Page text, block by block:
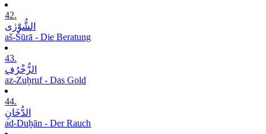
42.
الشُّوْرٰی
aš-Šūrā - Die Beratung
43.
الزُّخْرُفِ
az-Zuḫruf - Das Gold
44.
الدُّخَانِ
ad-Duḫān - Der Rauch